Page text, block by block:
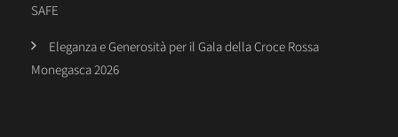
SAFE
Eleganza e Generosità per il Gala della Croce Rossa
Monegasca 2026